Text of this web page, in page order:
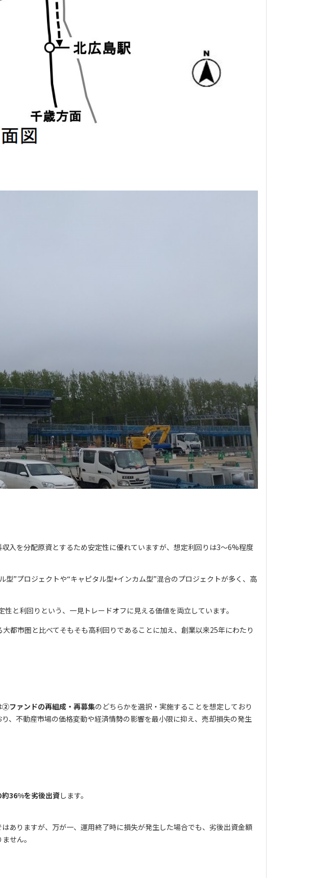
入を分配原資とするため安定性に優れていますが、想定利回りは3～6%程度
”プロジェクトや“キャピタル型+インカム型”混合のプロジェクトが多く、高
性と利回りという、一見トレードオフに見える価値を両立しています。
都市圏と比べてそもそも高利回りであることに加え、創業以来25年にわたり
②ファンドの再組成・再募集のどちらかを選択・実施することを想定しており
、不動産市場の価格変動や経済情勢の影響を最小限に抑え、売却損失の発生
36%を劣後出資します。
ありますが、万が一、運用終了時に損失が発生した場合でも、劣後出資金額
せん。